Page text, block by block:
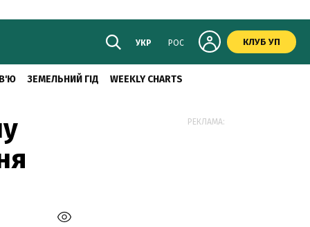
УКР РОС КЛУБ УП
ЗЕМЕЛЬНИЙ ГІД WEEKLY CHARTS
РЕКЛАМА: